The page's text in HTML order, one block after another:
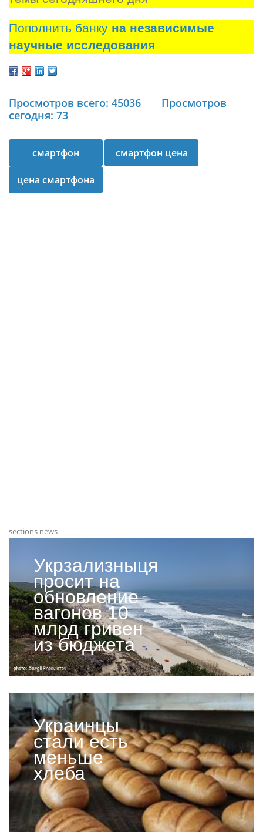
Пополнить банку на независимые
научные исследования
Просмотров всего: 45036
Просмотров
сегодня: 73
смартфон смартфон цена
цена смартфона
sections news
Укрзализныця
просит на
обновление
вагонов 10
млрд гривен
из бюджета
Украинцы
стали есть
меньше
хлеба